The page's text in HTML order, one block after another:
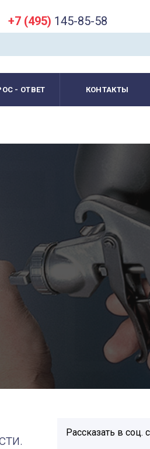
+7 (495) 145-85-58
- ОТВЕТ КОНТАКТЫ
Рассказать в соц.